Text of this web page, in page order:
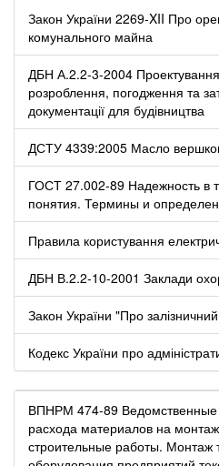
Закон України 2269-XII Про
комунального майна
ДБН А.2.2-3-2004
розроблення, погодження та
документації для будівництва
ДСТУ 4339:2005 Масло
ГОСТ 27.002-89 Надежность в
понятия. Термины и
Правила користування
ДБН В.2.2-10-2001 Заклади
Закон України "Про
Кодекс України про
ВПНРМ 474-89
расхода материалов на
строительные работы. Монтаж